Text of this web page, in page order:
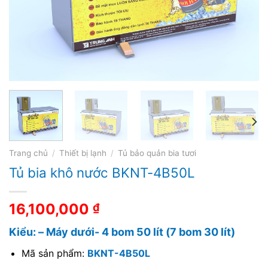
Trang chủ / Thiết bị lạnh / Tủ bảo quản bia tươi
Tủ bia khô nước BKNT-4B50L
16,100,000 ₫
Kiểu: – Máy dưới- 4 bom 50 lít (7 bom 30 lít)
Mã sản phẩm: BKNT-4B50L